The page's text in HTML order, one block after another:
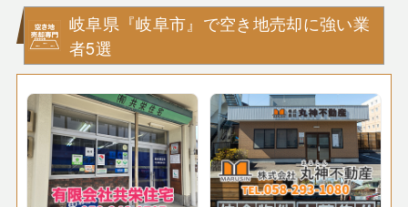
岐阜県『岐阜市』で空き地売却に強い業
者5選